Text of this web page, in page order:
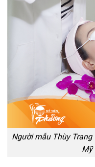
Người mẫu Thùy
Mỹ